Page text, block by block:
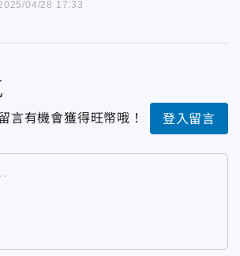
04/28 17:33
言有機會獲得旺幣哦！ 登入留言